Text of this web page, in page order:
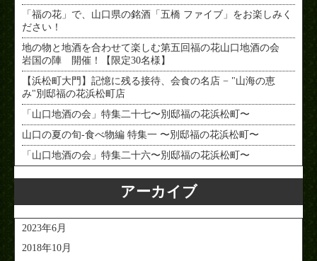
「福の花」で、山口県の銘酒「五橋 ファイブ」をお楽しみく
ださい！
地の物と地酒を合わせて楽しむ第五回福の花山口地酒の会
岩国の陣 開催！【限定30名様】
【浜松町大門】記憶に残る接待、会食の名店 − "山海の恵
み"別邸福の花浜松町店
「山口地酒の会」特集二十七〜別邸福の花浜松町〜
山口の夏の旬-食べ物編 特集一 〜別邸福の花浜松町〜
「山口地酒の会」特集二十六〜別邸福の花浜松町〜
アーカイブ
2023年6月
2018年10月